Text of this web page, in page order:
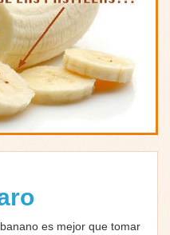
es mejor que tomar